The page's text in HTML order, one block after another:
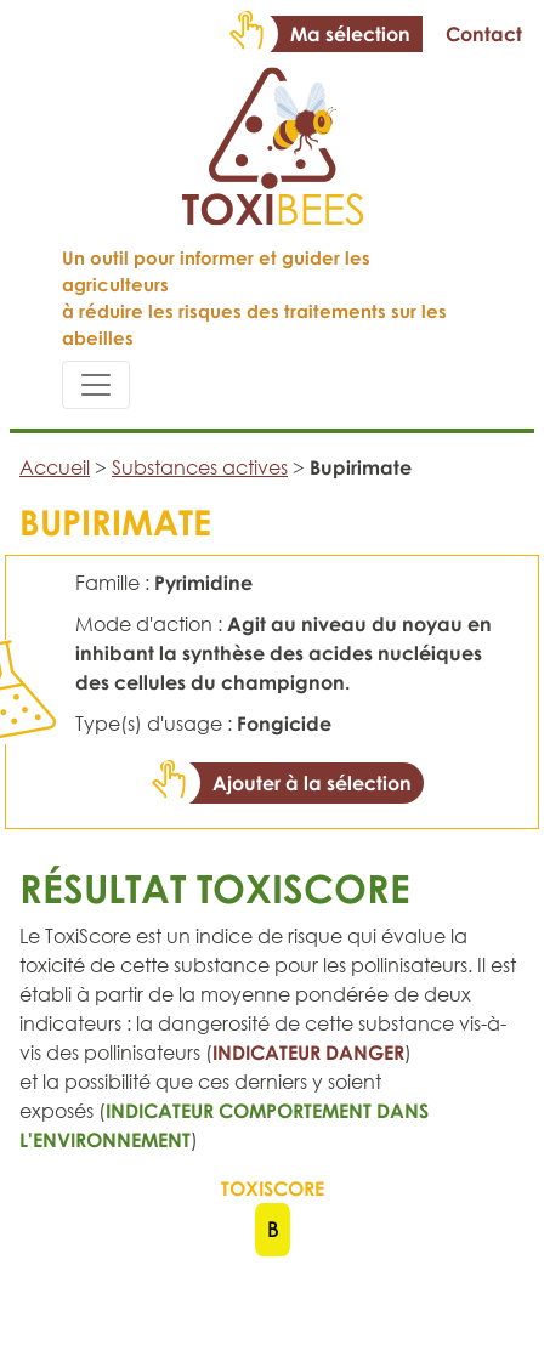
Ma sélection Contact
Un outil pour informer et guider les
agriculteurs
à réduire les risques des traitements sur les
abeilles
Accueil > Substances actives > Bupirimate
BUPIRIMATE
Famille : Pyrimidine
Mode d'action : Agit au niveau du noyau en
inhibant la synthèse des acides nucléiques
des cellules du champignon.
Type(s) d'usage : Fongicide
Ajouter à la sélection
RÉSULTAT TOXISCORE
Le ToxiScore est un indice de risque qui évalue la
toxicité de cette substance pour les pollinisateurs. Il est
établi à partir de la moyenne pondérée de deux
indicateurs : la dangerosité de cette substance vis-à-
vis des pollinisateurs (INDICATEUR DANGER)
et la possibilité que ces derniers y soient
exposés (INDICATEUR COMPORTEMENT DANS
L'ENVIRONNEMENT)
TOXISCORE
B